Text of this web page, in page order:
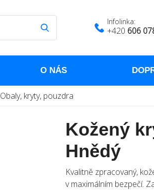
Infolinka:
+420 606
O NÁS
Obaly, kryty, pouzdra
Kožený
Hnědý
Kvalitně zpracovaný,
v maximálním bezpečí.